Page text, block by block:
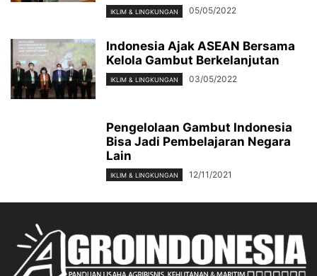
IKLIM & LINGKUNGAN 05/05/2022
Indonesia Ajak ASEAN Bersama
Kelola Gambut Berkelanjutan
IKLIM & LINGKUNGAN 03/05/2022
Pengelolaan Gambut Indonesia
Bisa Jadi Pembelajaran Negara
Lain
IKLIM & LINGKUNGAN 12/11/2021